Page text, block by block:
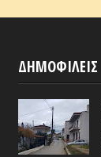
ΔΗΜΟΦΙΛΕΙΣ